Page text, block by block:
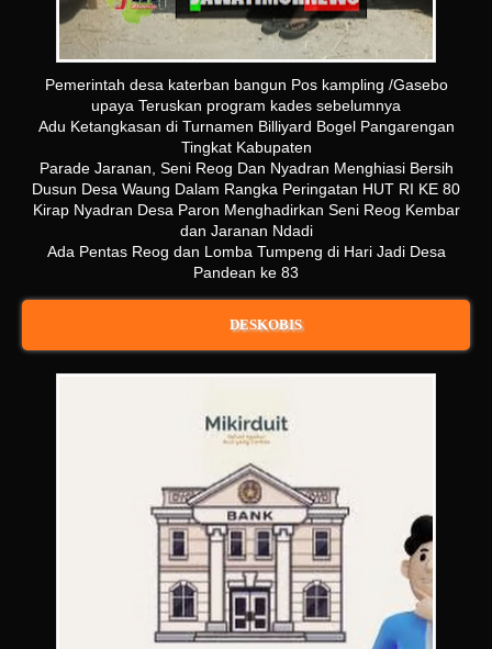
Pemerintah desa katerban bangun Pos kampling /Gasebo
upaya Teruskan program kades sebelumnya
Adu Ketangkasan di Turnamen Billiyard Bogel Pangarengan
Tingkat Kabupaten
Parade Jaranan, Seni Reog Dan Nyadran Menghiasi Bersih
Dusun Desa Waung Dalam Rangka Peringatan HUT RI KE 80
Kirap Nyadran Desa Paron Menghadirkan Seni Reog Kembar
dan Jaranan Ndadi
Ada Pentas Reog dan Lomba Tumpeng di Hari Jadi Desa
Pandean ke 83
DESKOBIS